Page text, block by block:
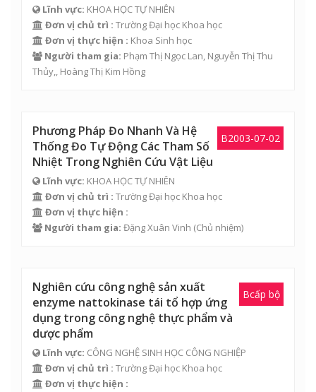
Lĩnh vực: KHOA HỌC TỰ NHIÊN
Đơn vị chủ trì : Trường Đại học Khoa học
Đơn vị thực hiện : Khoa Sinh học
Người tham gia: Phạm Thị Ngọc Lan, Nguyễn Thị Thu
Thủy,, Hoàng Thị Kim Hồng
B2003-07-02
Phương Pháp Đo Nhanh Và Hệ
Thống Đo Tự Động Các Tham Số
Nhiệt Trong Nghiên Cứu Vật Liệu
Lĩnh vực: KHOA HỌC TỰ NHIÊN
Đơn vị chủ trì : Trường Đại học Khoa học
Đơn vị thực hiện :
Người tham gia: Đặng Xuân Vinh (Chủ nhiệm)
Bcấp bộ
Nghiên cứu công nghệ sản xuất
enzyme nattokinase tái tổ hợp ứng
dụng trong công nghệ thực phẩm và
dược phẩm
Lĩnh vực: CÔNG NGHỆ SINH HỌC CÔNG NGHIỆP
Đơn vị chủ trì : Trường Đại học Khoa học
Đơn vị thực hiện :